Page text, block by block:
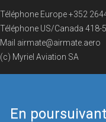
En
Téléphone Europe+352
Téléphone US/Canada 418-
Mail airmate@airmate.aero
(c) Myriel Aviation SA
© 2019 Airmate -Conditions